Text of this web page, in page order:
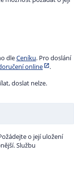
dleCeníku. Pro doslání
online
.
doslat nelze.
o její uložení
Službu